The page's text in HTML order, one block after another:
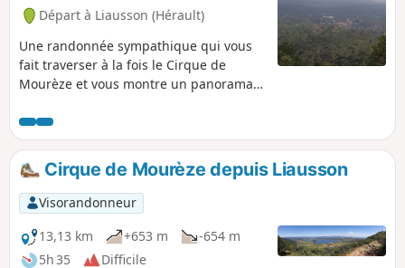
Départ à Liausson (Hérault)
Une randonnée sympathique qui vous
fait traverser à la fois le Cirque de
Mourèze et vous montre un panorama
randonnée est susceptible d'être
interdite en fonction du niveau de
risque des incendies. Pensez à
consulter la carte.
Cirque de Mourèze depuis Liausson
Visorandonneur
13,13 km
+653 m
-654 m
5h 35
Difficile